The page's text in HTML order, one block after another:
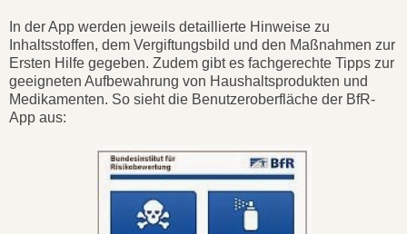
In der App werden jeweils detaillierte Hinweise zu
Inhaltsstoffen, dem Vergiftungsbild und den Maßnahmen zur
Ersten Hilfe gegeben. Zudem gibt es fachgerechte Tipps zur
geeigneten Aufbewahrung von Haushaltsprodukten und
Medikamenten. So sieht die Benutzeroberfläche der BfR-
App aus: